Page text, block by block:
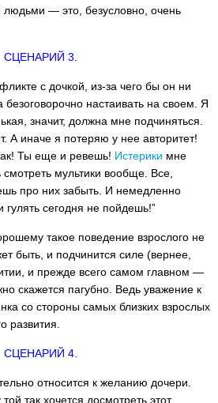
— это, безусловно, очень
СЦЕНАРИЙ 3.
с дочкой, из-за чего бы он ни
безоговорочно настаивать на своем. Я
значит, должна мне подчиняться.
А иначе я потеряю у нее авторитет!
Ты еще и ревешь! Истерики мне
мультики вообще. Все,
про них забыть. И немедленно
гулять сегодня не пойдешь!”
такое поведение взрослого не
быть, и подчинится силе (вернее,
и прежде всего самом главном —
скажется пагубно. Ведь уважение к
со стороны самых близких взрослых
развития.
СЦЕНАРИЙ 4.
относится к желанию дочери.
так хочется досмотреть этот